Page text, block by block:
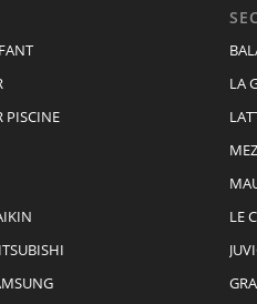
PISCINE
LA
LE